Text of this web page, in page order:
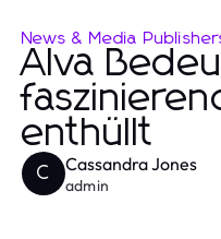
News & Media
Alva
enthüllt
C Cassandra Jones
admin